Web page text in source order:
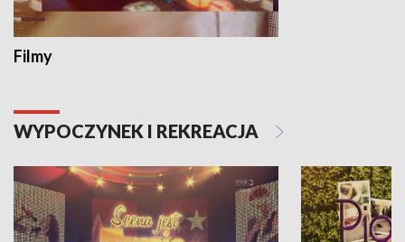
Filmy
WYPOCZYNEK I REKREACJA